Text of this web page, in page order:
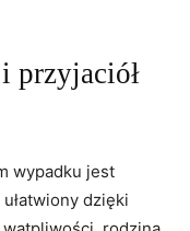
przyjaciół
wypadku jest
dzięki